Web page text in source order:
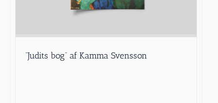
”Judits bog” af Kamma Svensson